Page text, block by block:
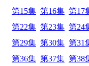
第15集 第16集 第17
第22集 第23集 第24
第29集 第30集 第31
第36集 第37集 第38